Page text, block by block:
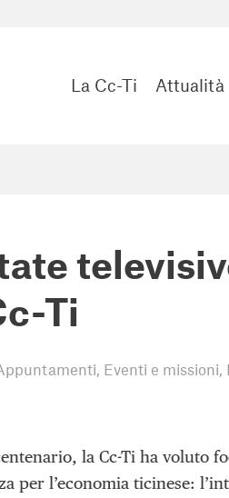
La Cc-Ti Attualità
Ti
, Eventi e missioni,
la Cc-Ti ha voluto
per l’economia ticinese: